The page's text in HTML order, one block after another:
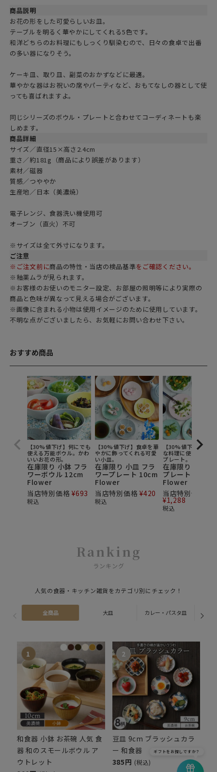
商品説明
お花の形をした可愛らしいお皿。
テーブルを明るく華やかにしてくれる5色です。
和洋どちらのお料理にもしっくり馴染むので、日々の食卓で出番
の多い器になりそう。
ケーキ皿、取り皿、副菜のおかずなどに最適。
華やかな器はお祝いの席やパーティなど、おもてなしの器として使
っても喜ばれますよ。
同じシリーズのボウル・プレートと合わせてコーディネートも楽
しめます。
商品詳細
サイズ／直径15×高さ2.4cm
重さ／約181g（商品により誤差があります）
素材／磁器
質感／つややか
生産地／日本（美濃焼）
電子レンジ、食器洗い機使用可
オーブン（直火）不可
※サイズは全て外寸になります。
ご注意
※ご注文前に商品の特性・当店の検品基準をご確認ください。
※釉薬ムラが見られます。
※お客様のお使いのモニター設定、お部屋の照明等により実際の
商品と色味が異なって見える場合がございます。
※画像に含まれる小物は使用イメージのために使用しています。
不明な点がございましたら、お気軽にお問い合わせ下さい。
おすすめ商品
【30%値下げ】何にでも
使える万能ボウル。かわ
いいお花の形。
在庫限り 小鉢 フラ
ワーボウル 12cm
Flower
当店特別価格 ¥693
税込
【30%値下げ】食卓を華
やかに飾ってくれる可愛
い小皿。
在庫限り 小皿 フラ
ワープレート 10cm
Flower
当店特別価格 ¥420
税込
【30%値下げ】和洋
な料理に使えるかわ
プレート。
在庫限り フラワ
プレート 20cm
Flower
当店特別価格
¥1,288
税込
Ranking
ランキング
人気の食器・キッチン雑貨をカテゴリ別にチェック！
全商品 大皿 カレー・パスタ皿
和食器 小鉢 お茶碗 人気 食
器 和のスモールボウル ア
ウトレット
豆皿 9cm ブラッシュカラ
ー 和食器
385円 (税込)
ギフトをお探しですか？